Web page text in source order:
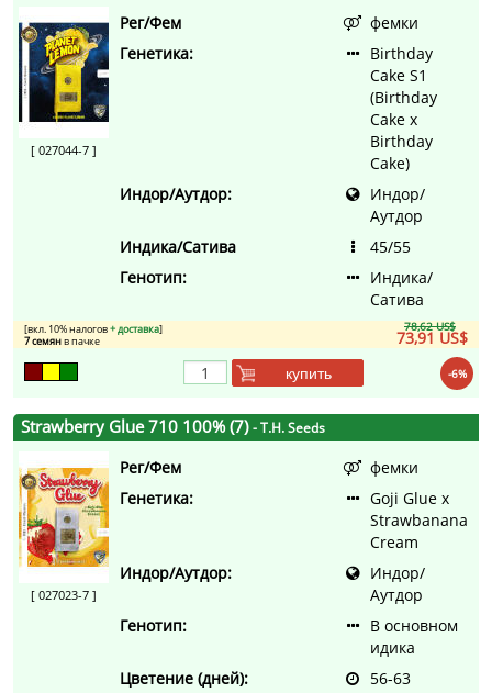
[ 027044-7 ]
Рег/Фем
фемки
Генетика:
Birthday
Cake S1
(Birthday
Cake x
Birthday
Cake)
Индор/Аутдор:
Индор/
Аутдор
Индика/Сатива
45/55
Генотип:
Индика/
Сатива
78,62 US$
73,91 US$
[вкл. 10% налогов+ доставка]
7 семянв пачке
-6%
купить
Strawberry Glue 710 100% (7)- T.H. Seeds
[ 027023-7 ]
Рег/Фем
фемки
Генетика:
Goji Glue x
Strawbanana
Cream
Индор/Аутдор:
Индор/
Аутдор
Генотип:
В основном
идика
Цветение (дней):
56-63